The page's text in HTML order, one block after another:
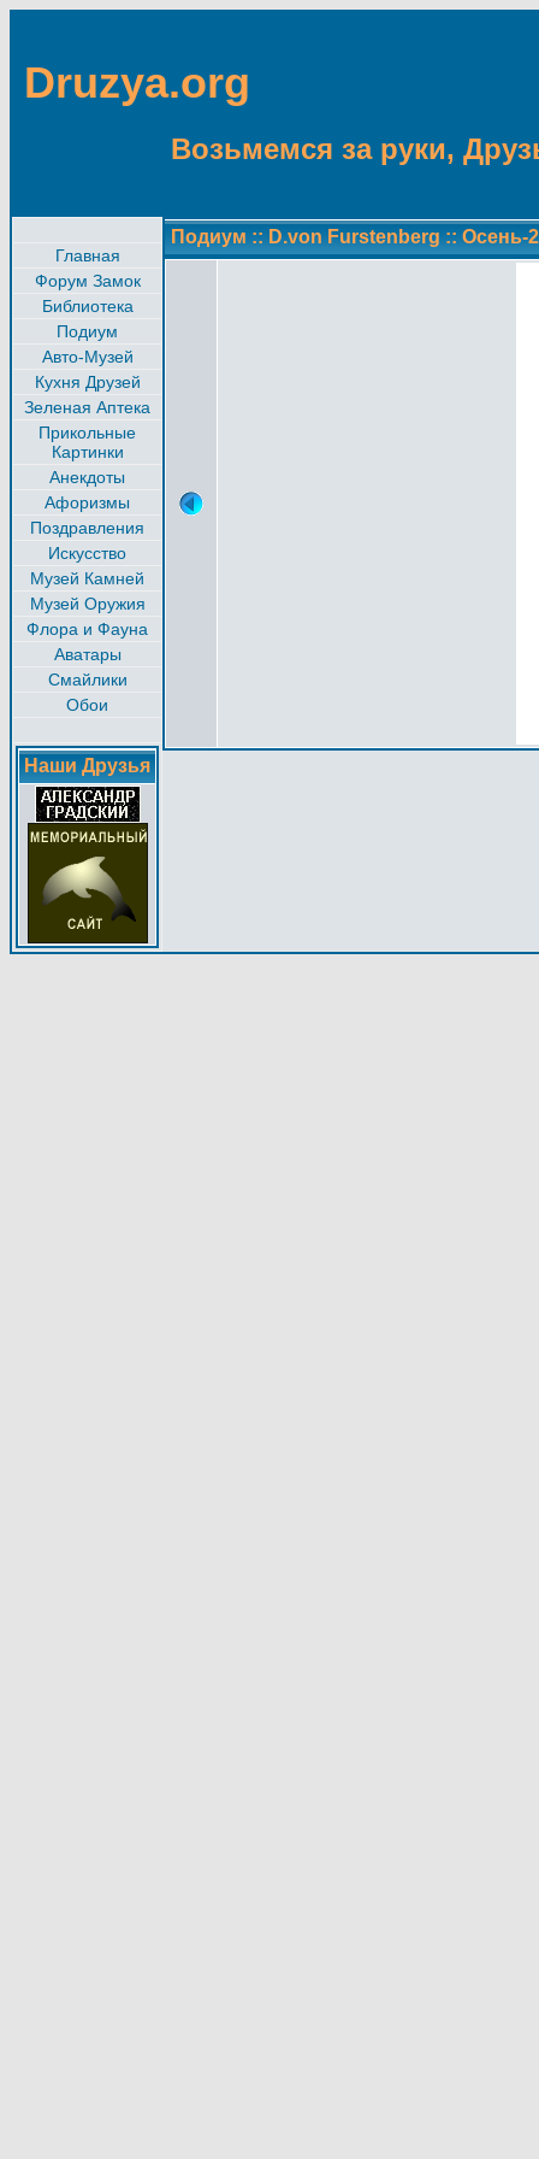
Druzya.org
Возьмемся за руки,
Главная
Форум Замок
Библиотека
Подиум
Авто-Музей
Кухня Друзей
Зеленая Аптека
Прикольные
Картинки
Анекдоты
Афоризмы
Поздравления
Искусство
Музей Камней
Музей Оружия
Флора и Фауна
Аватары
Смайлики
Обои
Наши Друзья
Подиум :: D.von Furstenberg :: Осень-